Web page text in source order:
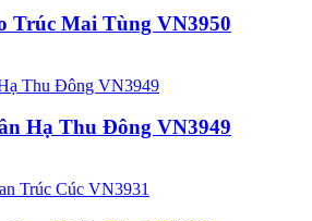
Trúc Mai Tùng VN3950
Hạ Thu Đông VN3949